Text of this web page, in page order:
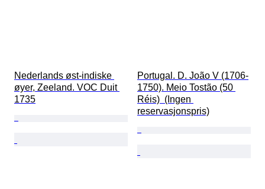
Nederlands øst-indiske
øyer, Zeeland. VOC Duit
1735
Portugal. D. João V (1706-
1750). Meio Tostão (50
Réis)  (Ingen
reservasjonspris)